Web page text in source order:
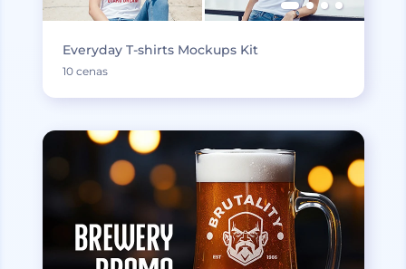
Everyday T-shirts Mockups Kit
10 cenas